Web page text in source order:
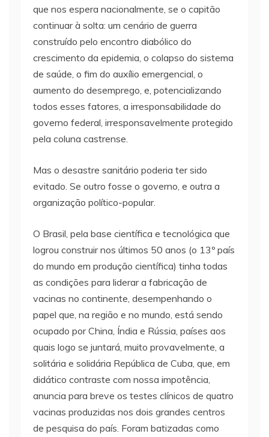
que nos espera nacionalmente, se o capitão
continuar à solta: um cenário de guerra
construído pelo encontro diabólico do
crescimento da epidemia, o colapso do sistema
de saúde, o fim do auxílio emergencial, o
aumento do desemprego, e, potencializando
todos esses fatores, a irresponsabilidade do
governo federal, irresponsavelmente protegido
pela coluna castrense.
Mas o desastre sanitário poderia ter sido
evitado. Se outro fosse o governo, e outra a
organização político-popular.
O Brasil, pela base científica e tecnológica que
logrou construir nos últimos 50 anos (o 13º país
do mundo em produção científica) tinha todas
as condições para liderar a fabricação de
vacinas no continente, desempenhando o
papel que, na região e no mundo, está sendo
ocupado por China, Índia e Rússia, países aos
quais logo se juntará, muito provavelmente, a
solitária e solidária República de Cuba, que, em
didático contraste com nossa impotência,
anuncia para breve os testes clínicos de quatro
vacinas produzidas nos dois grandes centros
de pesquisa do país. Foram batizadas como